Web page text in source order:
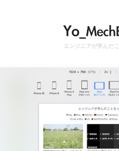
エンジニアが学んだ